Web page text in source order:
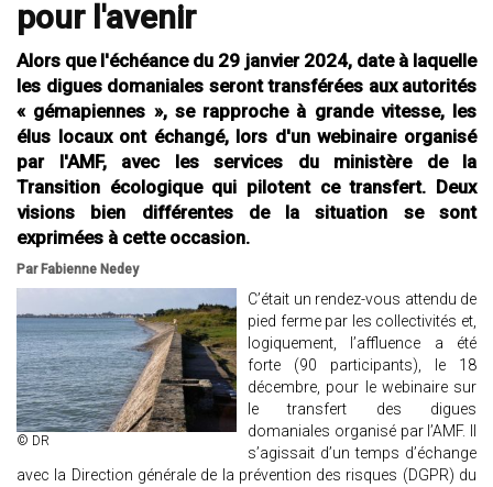
pour l'avenir
Alors que l'échéance du 29 janvier 2024, date à laquelle
les digues domaniales seront transférées aux autorités
« gémapiennes », se rapproche à grande vitesse, les
élus locaux ont échangé, lors d'un webinaire organisé
par l'AMF, avec les services du ministère de la
Transition écologique qui pilotent ce transfert. Deux
visions bien différentes de la situation se sont
exprimées à cette occasion.
Par Fabienne Nedey
© DR
C’était un rendez-vous attendu de
pied ferme par les collectivités et,
logiquement, l’affluence a été
forte (90 participants), le 18
décembre, pour le webinaire sur
le transfert des digues
domaniales organisé par l’AMF. Il
s’agissait d’un temps d’échange
avec la Direction générale de la prévention des risques (DGPR) du